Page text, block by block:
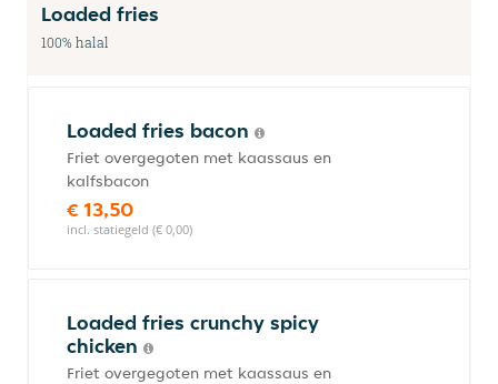
Loaded fries
100% halal
Loaded fries bacon
Friet overgegoten met kaassaus en
kalfsbacon
€ 13,50
incl. statiegeld (€ 0,00)
Loaded fries crunchy spicy
chicken
Friet overgegoten met kaassaus en